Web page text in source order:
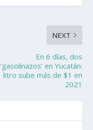
NEXT
En 6 días, dos
‘gasolinazos’ en Yucatán:
litro sube más de $1 en
2021